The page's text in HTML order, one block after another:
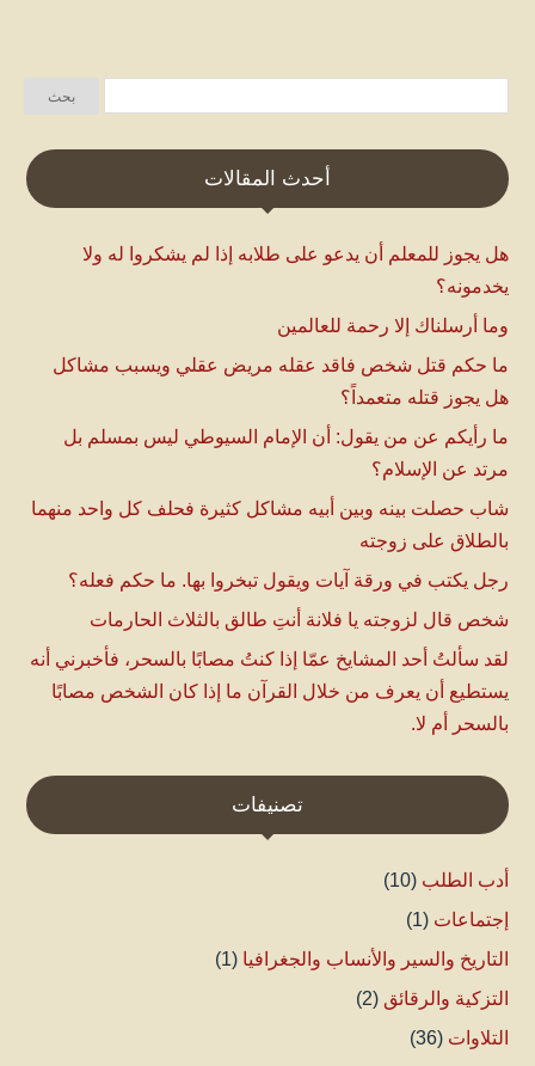
أحدث المقالات
هل يجوز للمعلم أن يدعو على طلابه إذا لم يشكروا له ولا
يخدمونه؟
وما أرسلناك إلا رحمة للعالمين
ما حكم قتل شخص فاقد عقله مريض عقلي ويسبب مشاكل
هل يجوز قتله متعمداً؟
ما رأيكم عن من يقول: أن الإمام السيوطي ليس بمسلم بل
مرتد عن الإسلام؟
شاب حصلت بينه وبين أبيه مشاكل كثيرة فحلف كل واحد منهما
بالطلاق على زوجته
رجل يكتب في ورقة آيات ويقول تبخروا بها. ما حكم فعله؟
شخص قال لزوجته يا فلانة أنتِ طالق بالثلاث الحارمات
لقد سألتُ أحد المشايخ عمّا إذا كنتُ مصابًا بالسحر، فأخبرني أنه
يستطيع أن يعرف من خلال القرآن ما إذا كان الشخص مصابًا
بالسحر أم لا.
تصنيفات
أدب الطلب (10)
إجتماعات (1)
التاريخ والسير والأنساب والجغرافيا (1)
التزكية والرقائق (2)
التلاوات (36)